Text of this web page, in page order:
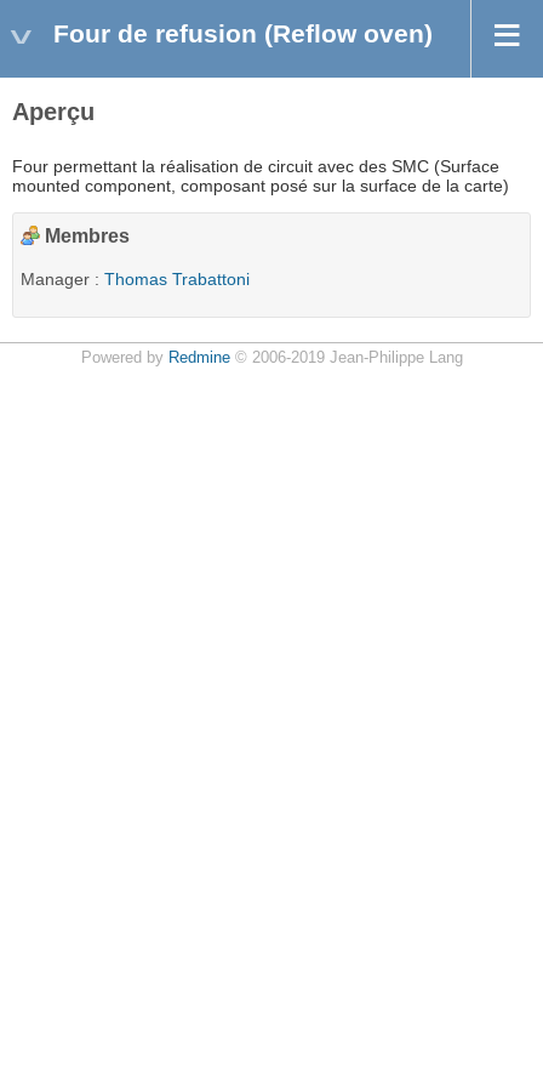
Four de refusion (Reflow oven)
Aperçu
Four permettant la réalisation de circuit avec des SMC (Surface
mounted component, composant posé sur la surface de la carte)
Membres
Manager : Thomas Trabattoni
Powered by Redmine© 2006-2019 Jean-Philippe Lang